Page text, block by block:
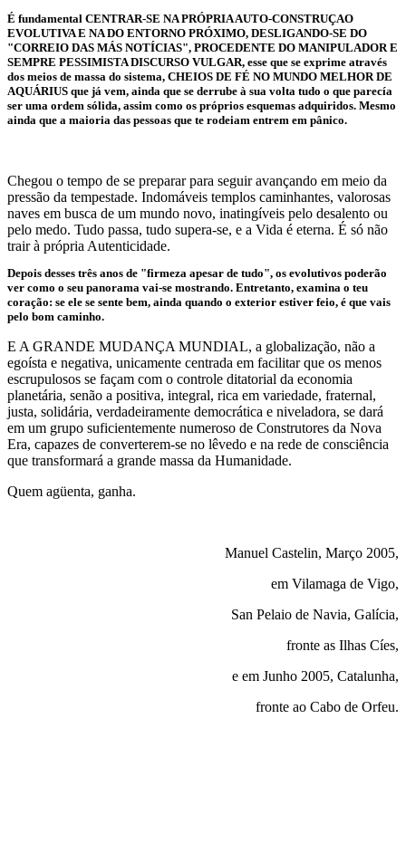
É fundamental CENTRAR-SE NA PRÓPRIA AUTO-CONSTRUÇAO
EVOLUTIVA E NA DO ENTORNO PRÓXIMO, DESLIGANDO-SE DO
"CORREIO DAS MÁS NOTÍCIAS", PROCEDENTE DO MANIPULADOR E
SEMPRE PESSIMISTA DISCURSO VULGAR, esse que se exprime através
dos meios de massa do sistema, CHEIOS DE FÉ NO MUNDO MELHOR DE
AQUÁRIUS que já vem, ainda que se derrube à sua volta tudo o que parecía
ser uma ordem sólida, assim como os próprios esquemas adquiridos. Mesmo
ainda que a maioria das pessoas que te rodeiam entrem em pânico.
Chegou o tempo de se preparar para seguir avançando em meio da
pressão da tempestade. Indomáveis templos caminhantes, valorosas
naves em busca de um mundo novo, inatingíveis pelo desalento ou
pelo medo. Tudo passa, tudo supera-se, e a Vida é eterna. É só não
trair à própria Autenticidade.
Depois desses três anos de "firmeza apesar de tudo", os evolutivos poderão
ver como o seu panorama vai-se mostrando. Entretanto, examina o teu
coração: se ele se sente bem, ainda quando o exterior estiver feio, é que vais
pelo bom caminho.
E A GRANDE MUDANÇA MUNDIAL, a globalização, não a
egoísta e negativa, unicamente centrada em facilitar que os menos
escrupulosos se façam com o controle ditatorial da economia
planetária, senão a positiva, integral, rica em variedade, fraternal,
justa, solidária, verdadeiramente democrática e niveladora, se dará
em um grupo suficientemente numeroso de Construtores da Nova
Era, capazes de converterem-se no lêvedo e na rede de consciência
que transformará a grande massa da Humanidade.
Quem agüenta, ganha.
Manuel Castelin, Março 2005,
em Vilamaga de Vigo,
San Pelaio de Navia, Galícia,
fronte as Ilhas Cíes,
e em Junho 2005, Catalunha,
fronte ao Cabo de Orfeu.